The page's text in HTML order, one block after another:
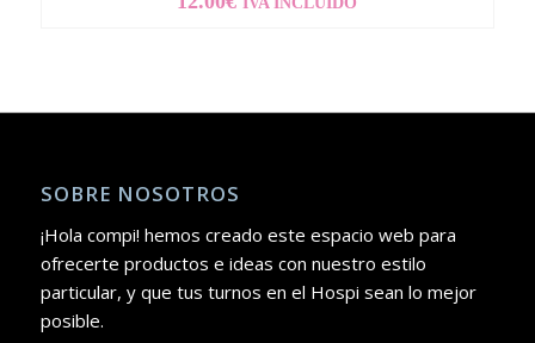
SOBRE NOSOTROS
¡Hola compi! hemos creado este espacio web para
ofrecerte productos e ideas con nuestro estilo
particular, y que tus turnos en el Hospi sean lo mejor
posible.